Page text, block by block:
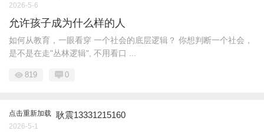
2026-5-6
允许孩子成为什么样的人
如何从教育，一眼看穿 一个社会的底层逻辑？ 你想判断一个社会，
是不是在走"丛林逻辑", 不用看口 ...
819 0
点击重新加载 耿震13331215160
2026-5-1